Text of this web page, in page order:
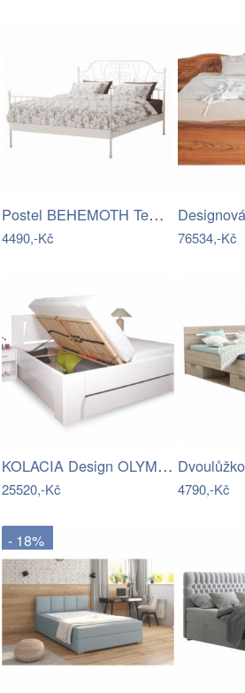
Postel BEHEMOTH Tempo Kondela
4490,-Kč 76534,-Kč
KOLACIA Design OLYMPIA 1. bílá …
25520,-Kč 4790,-Kč
- 18%